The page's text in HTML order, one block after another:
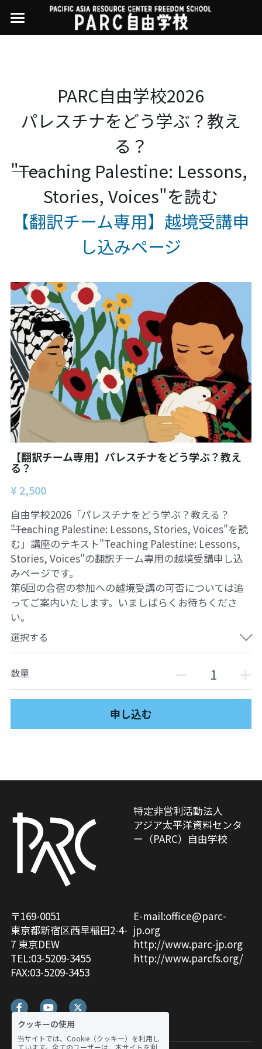
PARC自由学校
01オンライン講座：テック・ジャスティス
02オンライン講座：「自由と平等」の国の
帝国主義
03ハイブリッド講座：人権を保障するのは
誰か
04参加型ゼミ：パレスチナをどう学ぶ？教
える？
05ハイブリッド講座：「共に生きる」ため
の社会調査
07ハイブリッド：アイヌ語を学びつつ日本
語の問題として捉え返す
08ハイブリッド:メキシコ最大の先住民言語
ナワトル語を知る
09オンライン講座：世界のニュースから国
際情勢を読み解こう
10オンラインLet's talk abouttheworld
11対面講座：鎌田慧 時代を描く・ルポルタ
自然栽培2026
13対面講座：ビオダンサ
14対面講座：表現することは生きること
過去の講座
公開中の過去講座
お問い合わせ・アクセス
Facebookでシェア
PARC自由学校2026
パレスチナをどう学ぶ？教え
る？
――"Teaching Palestine: Lessons,
Stories, Voices"を読む
【翻訳チーム専用】越境受講申
し込みページ
【翻訳チーム専用】パレスチナをどう学ぶ？教え
る？
¥ 2,500
自由学校2026「パレスチナをどう学ぶ？教える？
――"Teaching Palestine: Lessons, Stories, Voices"を読
む」講座のテキスト"Teaching Palestine: Lessons,
Stories, Voices"の翻訳チーム専用の越境受講申し込
みページです。
第6回の合宿の参加への越境受講の可否については追
ってご案内いたします。いましばらくお待ちくださ
い。
選択する
数量
申し込む
特定非営利活動法人
アジア太平洋資料センタ
ー（PARC）自由学校
〒169-0051
東京都新宿区西早稲田2-4-
7 東京DEW
TEL:03-5209-3455
FAX:03-5209-3453
E-mail:office@parc-
jp.org
http://www.parc-jp.org
http://www.parcfs.org/
ストアカテゴリー
11世界ニュース
10武藤一羊の英文精読
08ラテンアメリカ先住民言語
07アイヌ語の基礎から知里真志保の仕事
04鎌田慧 時代を描く・ルポルタージュの現場
02アジア太平洋を非核地帯に
06韓国：「文化民主主義」の根っこを学ぶ
03食べものから学ぶ経済学
05データの力で社会を動かす！ 市民による社
会調査力アップ入門講座
アートをめぐるフィールドワークin関西2025
社会的連帯経済を探す旅2025
奥間さん沖縄勉強会
【越境】04鎌田慧 時代を描く・ルポルタージ
ュの現場から
【越境】01民主主義の修復へ
【越境】02アジア太平洋を非核地帯にするため
に
【越境】05市民による社会調査力アップ入門講
【越境】06 韓国：「文化民主主義」の根っこを
学ぶ
PARC田んぼお米販売
01テック・ジャスティス
02「自由と平等」の国の帝国主義
04パレスチナをどう学ぶ？教える？
05「共に生きる」ための社会調査
ら
06農と食の民主主義を実践する
クッキーの使用
当サイトでは、Cookie（クッキー）を利用し
ています。全てのユーザーは、本サイトを利